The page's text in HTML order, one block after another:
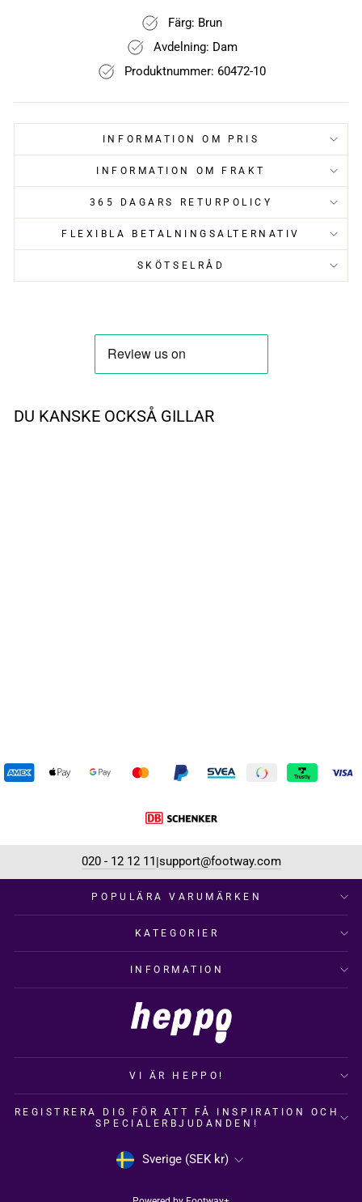
Färg: Brun
Avdelning: Dam
Produktnummer: 60472-10
INFORMATION OM PRIS
INFORMATION OM FRAKT
365 DAGARS RETURPOLICY
FLEXIBLA BETALNINGSALTERNATIV
SKÖTSELRÅD
DU KANSKE OCKSÅ GILLAR
020 - 12 12 11 |support@footway.com
POPULÄRA VARUMÄRKEN
KATEGORIER
INFORMATION
VI ÄR HEPPO!
REGISTRERA DIG FÖR ATT FÅ INSPIRATION OCH
SPECIALERBJUDANDEN!
VALUTA
Sverige (SEK kr)